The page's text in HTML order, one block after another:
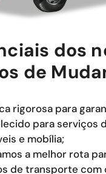
dos
de
rigorosa para
para serviços
e mobília;
a melhor rota
de transporte com